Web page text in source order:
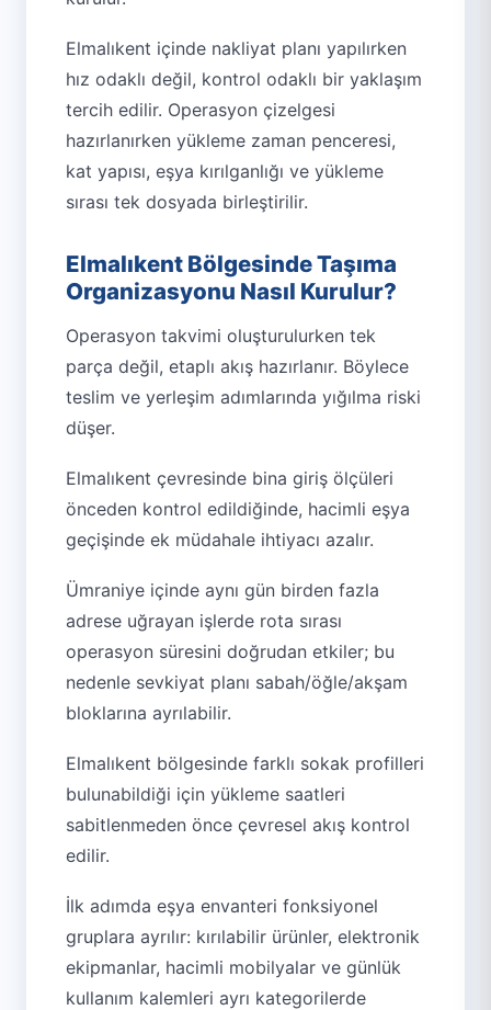
Elmalıkent içinde nakliyat planı yapılırken
hız odaklı değil, kontrol odaklı bir yaklaşım
tercih edilir. Operasyon çizelgesi
hazırlanırken yükleme zaman penceresi,
kat yapısı, eşya kırılganlığı ve yükleme
sırası tek dosyada birleştirilir.
Elmalıkent Bölgesinde Taşıma
Organizasyonu Nasıl Kurulur?
Operasyon takvimi oluşturulurken tek
parça değil, etaplı akış hazırlanır. Böylece
teslim ve yerleşim adımlarında yığılma riski
düşer.
Elmalıkent çevresinde bina giriş ölçüleri
önceden kontrol edildiğinde, hacimli eşya
geçişinde ek müdahale ihtiyacı azalır.
Ümraniye içinde aynı gün birden fazla
adrese uğrayan işlerde rota sırası
operasyon süresini doğrudan etkiler; bu
nedenle sevkiyat planı sabah/öğle/akşam
bloklarına ayrılabilir.
Elmalıkent bölgesinde farklı sokak profilleri
bulunabildiği için yükleme saatleri
sabitlenmeden önce çevresel akış kontrol
edilir.
İlk adımda eşya envanteri fonksiyonel
gruplara ayrılır: kırılabilir ürünler, elektronik
ekipmanlar, hacimli mobilyalar ve günlük
kullanım kalemleri ayrı kategorilerde